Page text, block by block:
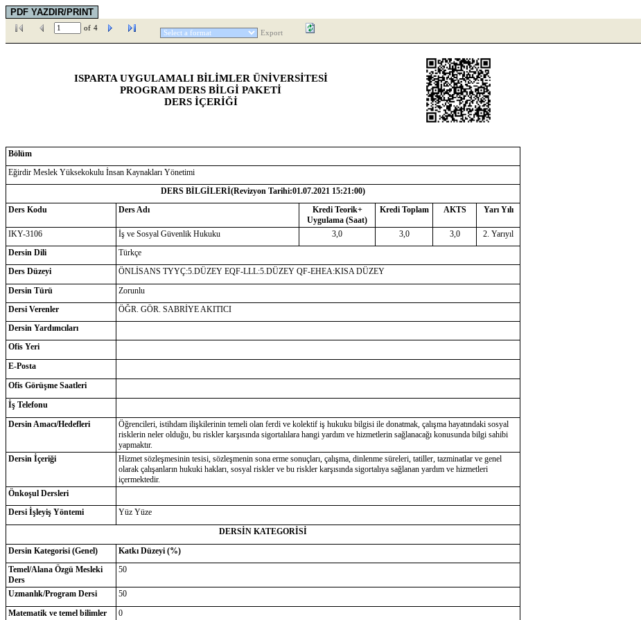
of 4
Export
ISPARTA UYGULAMALI BİLİMLER ÜNİVERSİTESİ
PROGRAM DERS BİLGİ PAKETİ
DERS İÇERİĞİ
Bölüm
Eğirdir Meslek Yüksekokulu İnsan Kaynakları Yönetimi
DERS BİLGİLERİ(Revizyon Tarihi:01.07.2021 15:21:00)
Ders Kodu
Ders Adı
Kredi Teorik+
Uygulama (Saat)
Kredi Toplam AKTS Yarı Yılı
IKY-3106 İş ve Sosyal Güvenlik Hukuku 3,0 3,0 3,0
2. Yarıyıl
Dersin Dili
Türkçe
Ders Düzeyi
ÖNLİSANS TYYÇ:5.DÜZEY EQF-LLL:5.DÜZEY QF-EHEA:KISA DÜZEY
Dersin Türü
Zorunlu
Dersi Verenler
ÖĞR. GÖR. SABRİYE AKITICI
Dersin Yardımcıları
Ofis Yeri
E-Posta
Ofis Görüşme Saatleri
İş Telefonu
Dersin Amacı/Hedefleri
Öğrencileri, istihdam ilişkilerinin temeli olan ferdi ve kolektif iş hukuku bilgisi ile donatmak, çalışma hayatındaki sosyal
risklerin neler olduğu, bu riskler karşısında sigortalılara hangi yardım ve hizmetlerin sağlanacağı konusunda bilgi sahibi
yapmaktır.
Dersin İçeriği
Hizmet sözleşmesinin tesisi, sözleşmenin sona erme sonuçları, çalışma, dinlenme süreleri, tatiller, tazminatlar ve genel
olarak çalışanların hukuki hakları, sosyal riskler ve bu riskler karşısında sigortalıya sağlanan yardım ve hizmetleri
içermektedir.
Önkoşul Dersleri
Dersi İşleyiş Yöntemi
Yüz Yüze
DERSİN KATEGORİSİ
Dersin Kategorisi (Genel)
Katkı Düzeyi (%)
Temel/Alana Özgü Mesleki
Ders
50
Uzmanlık/Program Dersi
50
Matematik ve temel bilimler
0